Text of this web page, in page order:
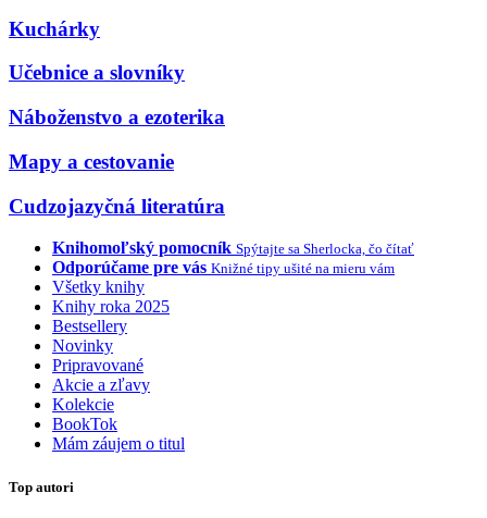
Kuchárky
Učebnice a slovníky
Náboženstvo a ezoterika
Mapy a cestovanie
Cudzojazyčná literatúra
Knihomoľský pomocník Spýtajte sa Sherlocka, čo čítať
Odporúčame pre vás Knižné tipy ušité na mieru vám
Všetky knihy
Knihy roka 2025
Bestsellery
Novinky
Pripravované
Akcie a zľavy
Kolekcie
BookTok
Mám záujem o titul
Top autori